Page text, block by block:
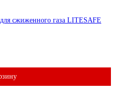
сжиженного газа LITESAFE